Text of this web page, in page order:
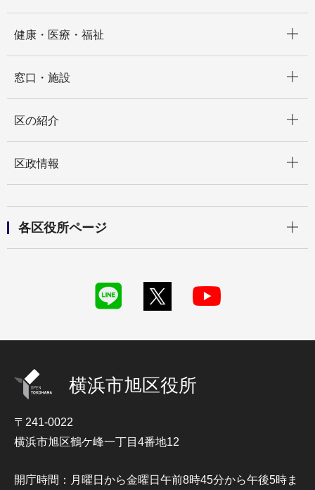
健康・医療・福祉
窓口・施設
区の紹介
区政情報
各区役所ページ
横浜市旭区役所
〒241-0022
横浜市旭区鶴ケ峰一丁目4番地12
開庁時間：月曜日から金曜日午前8時45分から午後5時ま